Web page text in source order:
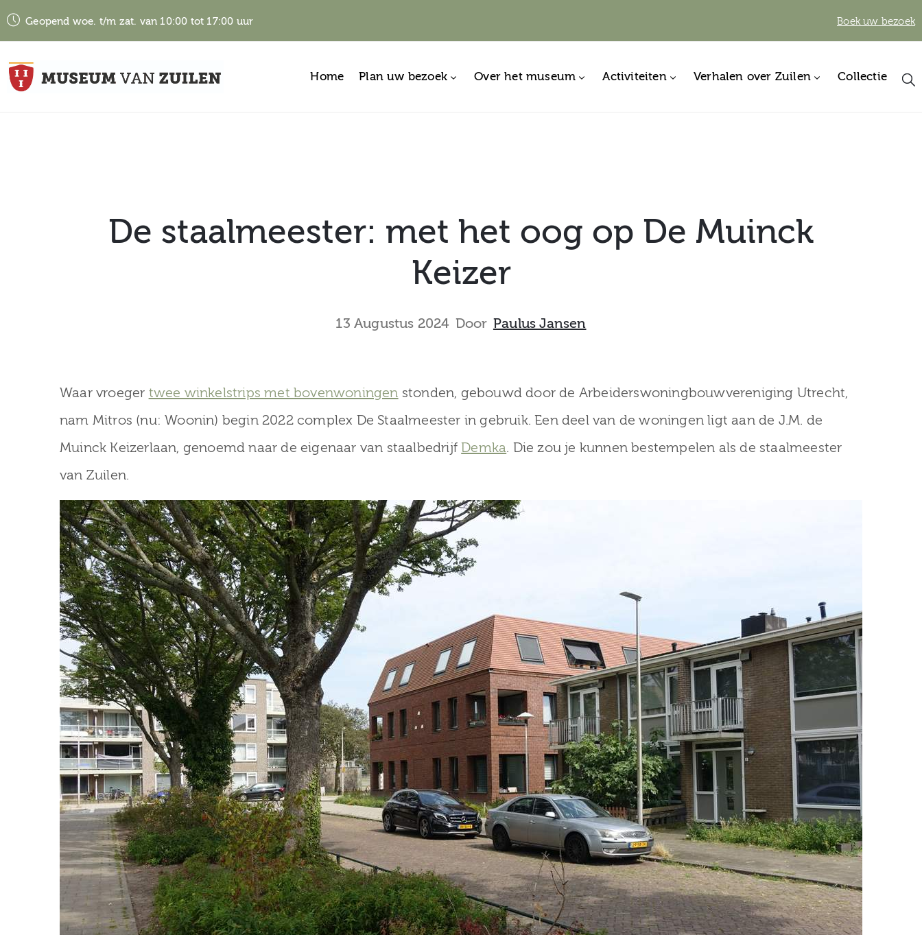
Geopend woe. t/m zat. van 10:00 tot 17:00 uur Boek uw bezoek
Home Plan uw bezoek Over het museum Activiteiten Verhalen over Zuilen Collectie
De staalmeester: met het oog op De Muinck
Keizer
13 Augustus 2024 Door Paulus Jansen
Waar vroeger twee winkelstrips met bovenwoningen stonden, gebouwd door de Arbeiderswoningbouwvereniging Utrecht,
nam Mitros (nu: Woonin) begin 2022 complex De Staalmeester in gebruik. Een deel van de woningen ligt aan de J.M. de
Muinck Keizerlaan, genoemd naar de eigenaar van staalbedrijf Demka. Die zou je kunnen bestempelen als de staalmeester
van Zuilen.